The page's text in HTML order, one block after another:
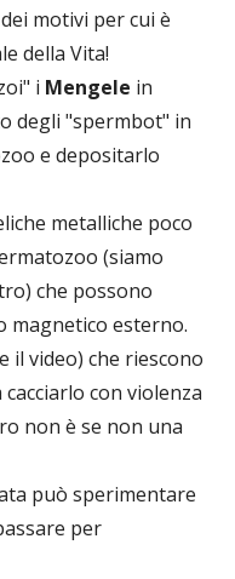
motivi per cui è
della Vita!
i Mengele in
degli "spermbot" in
e depositarlo
metalliche poco
(siamo
che possono
magnetico esterno.
il video) che riescono
con violenza
non è se non una
può sperimentare
per